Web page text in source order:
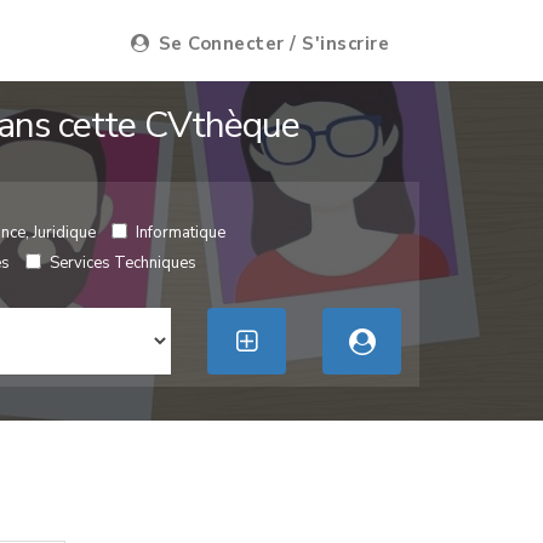
Se Connecter / S'inscrire
cette CVthèque
Juridique
Informatique
Services Techniques